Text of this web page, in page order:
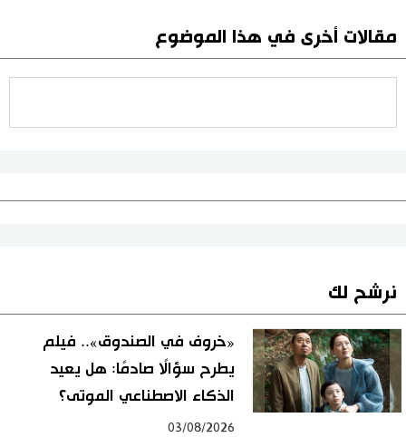
مقالات أخرى في هذا الموضوع
نرشح لك
«خروف في الصندوق».. فيلم
يطرح سؤالًا صادمًا: هل يعيد
الذكاء الاصطناعي الموتى؟
03/08/2026